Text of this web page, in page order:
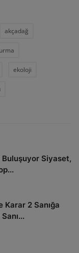
akçadağ
ekoloji
Buluşuyor Siyaset,
2 Sanığa